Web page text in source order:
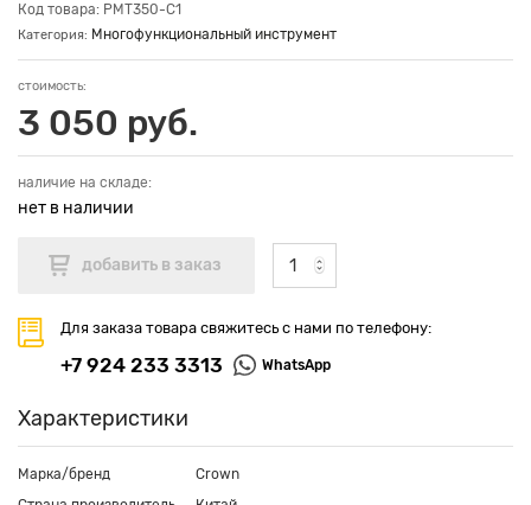
Код товара: PMT350-C1
Категория: Многофункциональный инструмент
стоимость:
3 050 руб.
наличие на складе:
нет в наличии
Для заказа товара свяжитесь с нами по телефону:
+7 924 233 3313 WhatsApp
Характеристики
Марка/бренд
Crown